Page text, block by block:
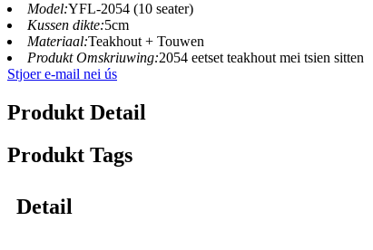
Model:YFL-2054 (10 seater)
Kussen dikte:5cm
Materiaal:Teakhout + Touwen
Produkt Omskriuwing:2054 eetset teakhout mei tsien sitten
Stjoer e-mail nei ús
Produkt Detail
Produkt Tags
Detail